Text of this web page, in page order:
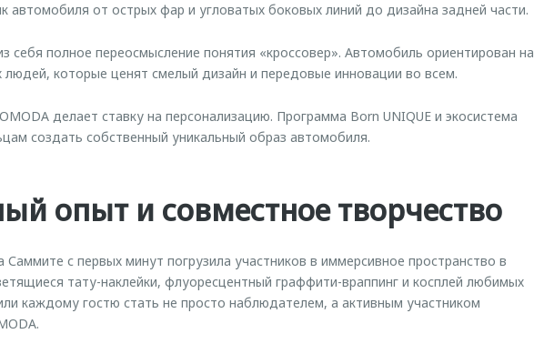
автомобиля от острых фар и угловатых боковых линий до дизайна задней части.
себя полное переосмысление понятия «кроссовер». Автомобиль ориентирован на
людей, которые ценят смелый дизайн и передовые инновации во всем.
делает ставку на персонализацию. Программа Born UNIQUE и экосистема
создать собственный уникальный образ автомобиля.
опыт и совместное творчество
Саммите с первых минут погрузила участников в иммерсивное пространство в
тату-наклейки, флуоресцентный граффити-враппинг и косплей любимых
каждому гостю стать не просто наблюдателем, а активным участником